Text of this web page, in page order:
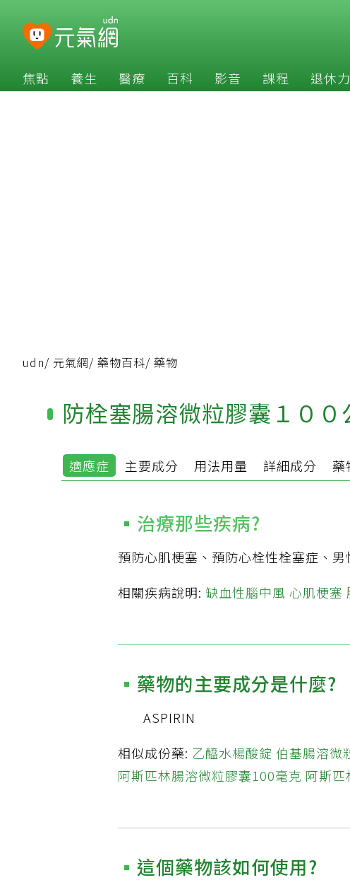
焦點 養生 醫療 百科 影音 課程 退休力
udn/ 元氣網/ 藥物百科/ 藥物
防栓塞腸溶微粒膠囊１０
適應症 主要成分 用法用量 詳細成分 藥
治療那些疾病?
預防心肌梗塞、預防心栓性栓塞症、男
相關疾病說明: 缺血性腦中風 心肌梗塞
藥物的主要成分是什麼?
ASPIRIN
相似成份藥: 乙醯水楊酸錠 伯基腸溶微
阿斯匹林腸溶微粒膠囊100毫克 阿斯匹
這個藥物該如何使用?